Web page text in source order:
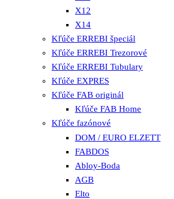
X12
X14
Kľúče ERREBI špeciál
Kľúče ERREBI Trezorové
Kľúče ERREBI Tubulary
Kľúče EXPRES
Kľúče FAB originál
Kľúče FAB Home
Kľúče fazónové
DOM / EURO ELZETT
FABDOS
Abloy-Boda
AGB
Elto